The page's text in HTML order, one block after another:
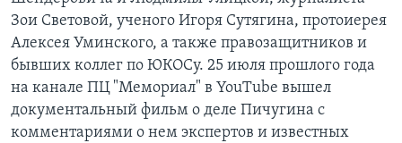
Зои Световой, ученого Игоря Сутягина, протоиерея
Алексея Уминского, а также правозащитников и
бывших коллег по ЮКОСу. 25 июля прошлого года
на канале ПЦ "Мемориал" в YouTube вышел
документальный фильм о деле Пичугина с
комментариями о нем экспертов и известных